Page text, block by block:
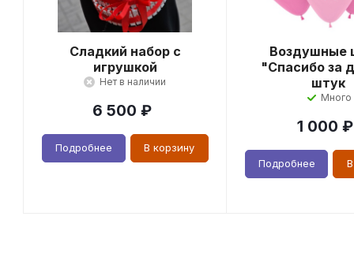
Сладкий набор с
игрушкой
Нет в наличии
6 500 ₽
Подробнее В корзину
Воздушные
"Спасибо за
штук
Много
1 000 ₽
Подробнее